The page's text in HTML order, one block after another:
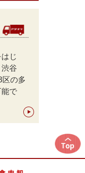
じ
谷
区の多
能で